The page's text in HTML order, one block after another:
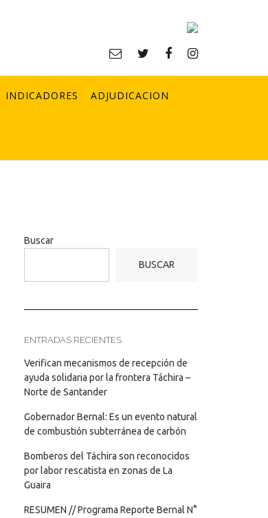
INDICADORES ADJUDICACION
Buscar
BUSCAR
ENTRADAS RECIENTES
Verifican mecanismos de recepción de
ayuda solidaria por la frontera Táchira –
Norte de Santander
Gobernador Bernal: Es un evento natural
de combustión subterránea de carbón
Bomberos del Táchira son reconocidos
por labor rescatista en zonas de La
Guaira
RESUMEN // Programa Reporte Bernal N°